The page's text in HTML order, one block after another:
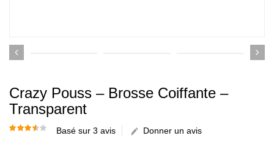
Crazy Pouss – Brosse Coiffante –
Transparent
Basé sur 3 avis
Donner un avis